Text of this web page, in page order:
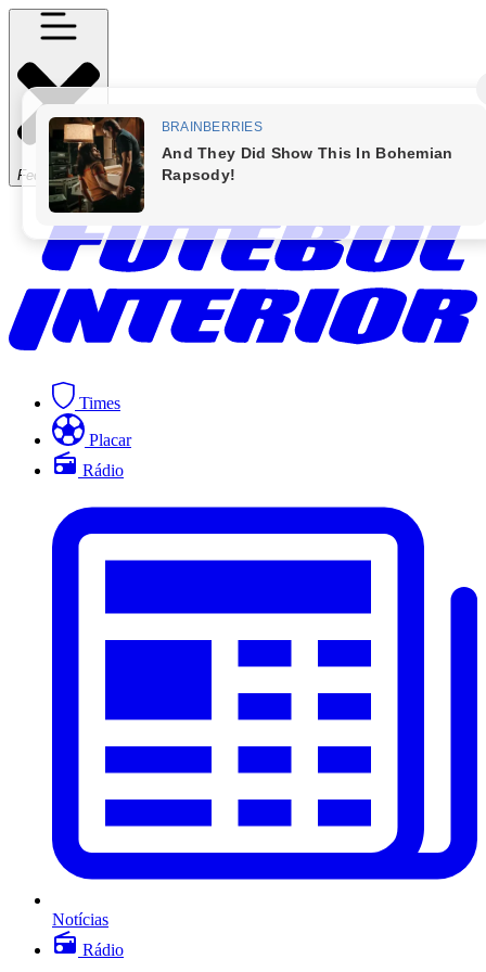
Fechar Menu
Times
Placar
Rádio
Notícias
Rádio